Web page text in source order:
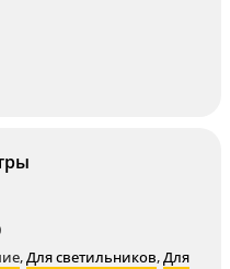
,Для светильников,Для